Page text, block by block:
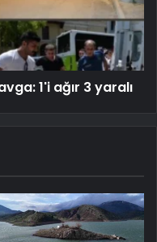
1'i ağır 3 yaralı